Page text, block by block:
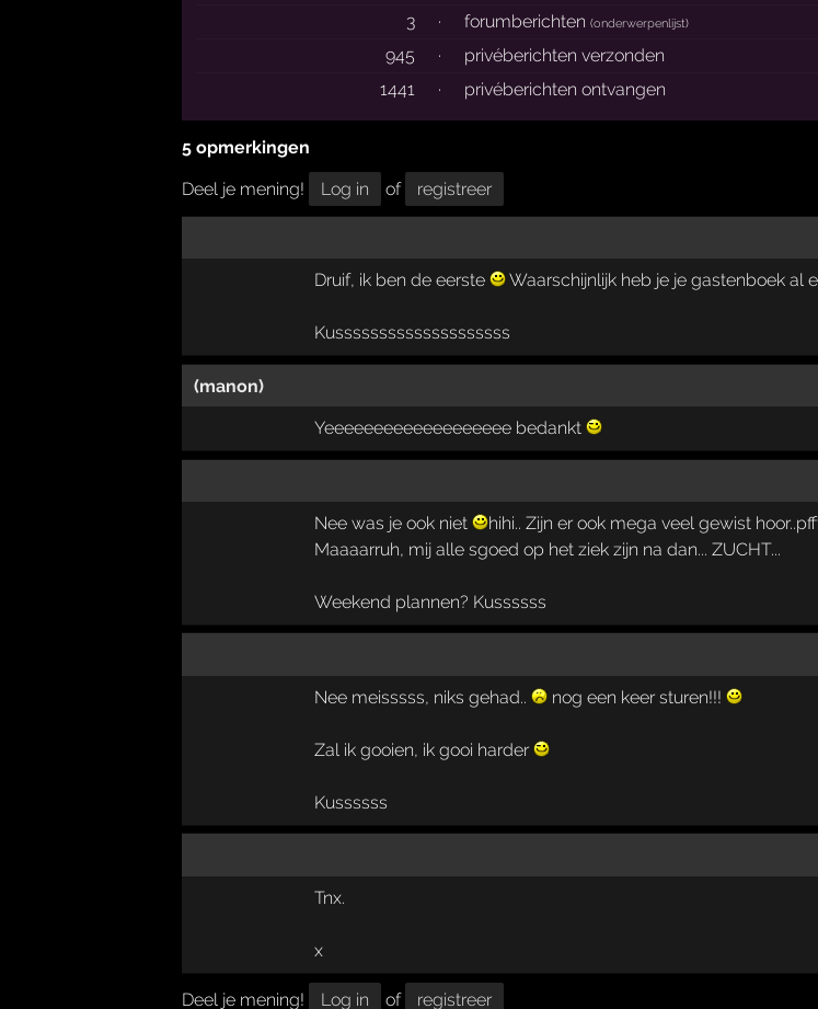
3
· forumberichten(onderwerpenlijst)
945 ·
privéberichten verzonden
1441
· privéberichten ontvangen
5 opmerkingen
Deel je mening!
Log in of registreer
Druif, ik ben de eerste Waarschijnlijk heb je je gastenboek al
Kussssssssssssssssssss
(manon)
Yeeeeeeeeeeeeeeeeeee bedankt
Nee was je ook niet
hihi.. Zijn er ook mega veel gewist
Maaaarruh, mij alle sgoed op het ziek zijn na dan... ZUCHT...
Weekend plannen? Kussssss
Nee meisssss, niks gehad.. nog een keer sturen!!!
Zal ik gooien, ik gooi harder
Kussssss
Tnx.
x
Deel je mening! Log in of registreer